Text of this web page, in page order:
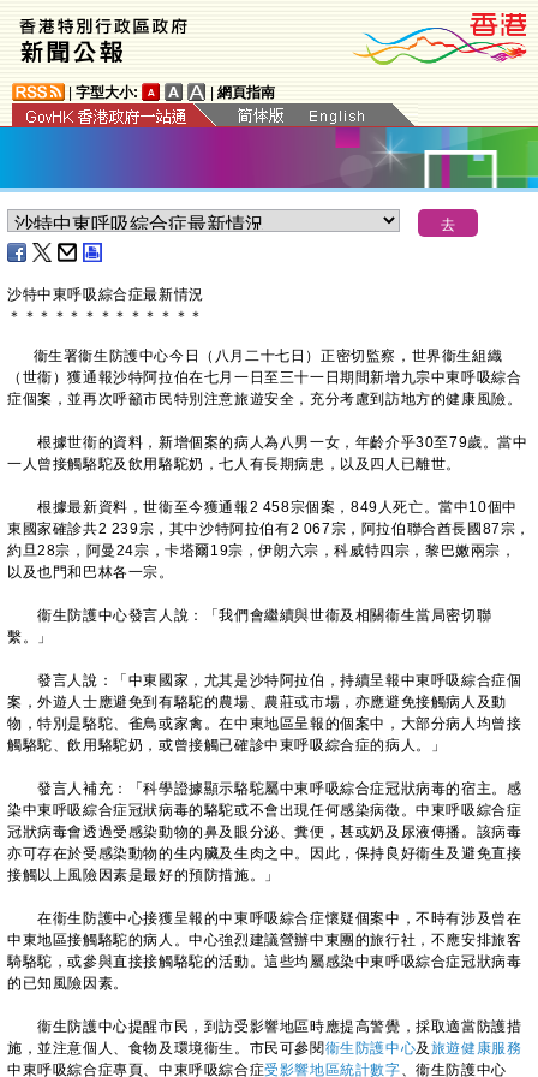
字型大小: 網頁指南
沙特中東呼吸綜合症最新情況
＊ ＊ ＊ ＊ ＊ ＊ ＊ ＊ ＊ ＊ ＊ ＊ ＊
衞生署衞生防護中心今日（八月二十七日）正密切監察，世界衞生組織
（世衞）獲通報沙特阿拉伯在七月一日至三十一日期間新增九宗中東呼吸綜合
症個案，並再次呼籲市民特別注意旅遊安全，充分考慮到訪地方的健康風險。
根據世衞的資料，新增個案的病人為八男一女，年齡介乎30至79歲。當中
一人曾接觸駱駝及飲用駱駝奶，七人有長期病患，以及四人已離世。
根據最新資料，世衞至今獲通報2 458宗個案，849人死亡。當中10個中
東國家確診共2 239宗，其中沙特阿拉伯有2 067宗，阿拉伯聯合酋長國87宗，
約旦28宗，阿曼24宗，卡塔爾19宗，伊朗六宗，科威特四宗，黎巴嫩兩宗，
以及也門和巴林各一宗。
衞生防護中心發言人說：「我們會繼續與世衞及相關衞生當局密切聯
繫。」
發言人說：「中東國家，尤其是沙特阿拉伯，持續呈報中東呼吸綜合症個
案，外遊人士應避免到有駱駝的農場、農莊或市場，亦應避免接觸病人及動
物，特別是駱駝、雀鳥或家禽。在中東地區呈報的個案中，大部分病人均曾接
觸駱駝、飲用駱駝奶，或曾接觸已確診中東呼吸綜合症的病人。」
發言人補充：「科學證據顯示駱駝屬中東呼吸綜合症冠狀病毒的宿主。感
染中東呼吸綜合症冠狀病毒的駱駝或不會出現任何感染病徵。中東呼吸綜合症
冠狀病毒會透過受感染動物的鼻及眼分泌、糞便，甚或奶及尿液傳播。該病毒
亦可存在於受感染動物的生内臟及生肉之中。因此，保持良好衞生及避免直接
接觸以上風險因素是最好的預防措施。」
在衞生防護中心接獲呈報的中東呼吸綜合症懷疑個案中，不時有涉及曾在
中東地區接觸駱駝的病人。中心強烈建議營辦中東團的旅行社，不應安排旅客
騎駱駝，或參與直接接觸駱駝的活動。這些均屬感染中東呼吸綜合症冠狀病毒
的已知風險因素。
衞生防護中心提醒市民，到訪受影響地區時應提高警覺，採取適當防護措
施，並注意個人、食物及環境衞生。市民可參閱衞生防護中心及 旅遊健康服務
中東呼吸綜合症專頁、中東呼吸綜合症受影響地區統計數字、衞生防護中心